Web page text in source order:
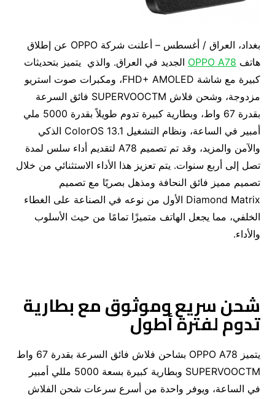
بغداد، العراق / أغسطس – أعلنت شركة OPPO عن إطلاق
هاتف OPPO A78 الجديد في العراق. والذي يتميز بتحديثات
كبيرة مع شاشة FHD+ AMOLED، ومكبرات صوت استريو
مزدوجة، وشحن فلاش SUPERVOOCTM فائق السرعة
بقدرة 67 واط، وبطارية كبيرة تدوم طويلاً بقدرة 5000 ملي
أمبير في الساعة، ونظام التشغيل ColorOS 13.1 الذكي
والآمن والمزيد، وقد تم تصميم A78 لتقديم أداء سلس لمدة
تصل إلى أربع سنوات. يتم تعزيز هذا الأداء الاستثنائي من خلال
تصميم مميز فائق النحافة ومذهل بصريًا مع تصميم
Diamond Matrix الأول من نوعه في الصناعة على الغطاء
الخلفي، مما يجعل الهاتف متميزًا تمامًا من حيث الأسلوب
والأداء.
شحن سريع وموثوق مع بطارية
تدوم لفترة أطول
يتميز OPPO A78 بشاحن فلاش فائق السرعة بقدرة 67 واط
SUPERVOOCTM وبطارية كبيرة بسعة 5000 مللي أمبير
في الساعة، ويوفر واحدة من أسرع سرعات شحن الفلاش